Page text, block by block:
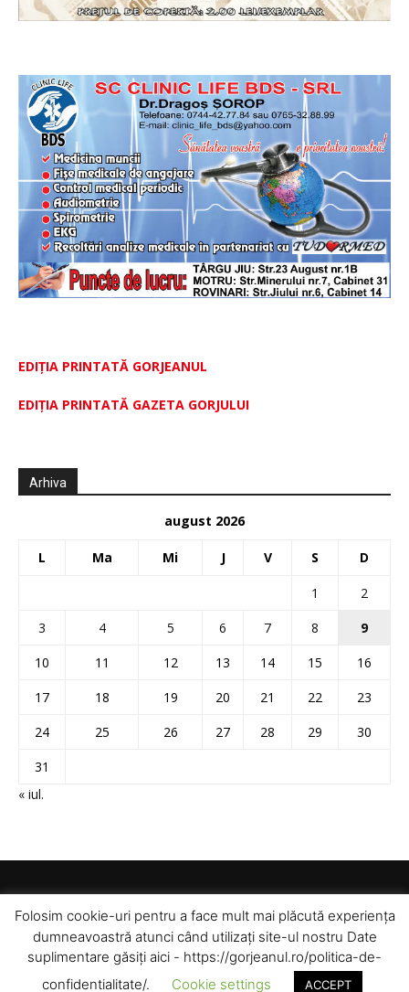
EDIȚIA PRINTATĂ GORJEANUL
EDIŢIA PRINTATĂ GAZETA GORJULUI
Arhiva
august 2026
L Ma Mi J V S D
1
2
3
4 5 6 7 8
9
10
11 12 13 14 15
16
17
18 19 20 21 22
23
24
25 26 27 28 29
30
31
« iul.
Folosim cookie-uri pentru a face mult mai plăcută experiența
dumneavoastră atunci când utilizați site-ul nostru Date
suplimentare găsiți aici - https://gorjeanul.ro/politica-de-
confidentialitate/.
Cookie settings ACCEPT